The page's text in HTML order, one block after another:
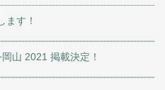
す！
山 2021 掲載決定！